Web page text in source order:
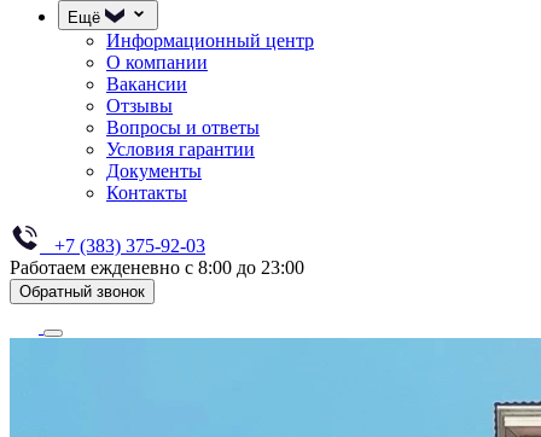
Ещё
Информационный центр
О компании
Вакансии
Отзывы
Вопросы и ответы
Условия гарантии
Документы
Контакты
+7 (383) 375-92-03
Работаем ежденевно с 8:00 до 23:00
Обратный звонок